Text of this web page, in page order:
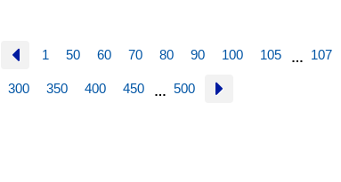
1 50 60 70 80 90 100 105 … 107
300 350 400 450 … 500